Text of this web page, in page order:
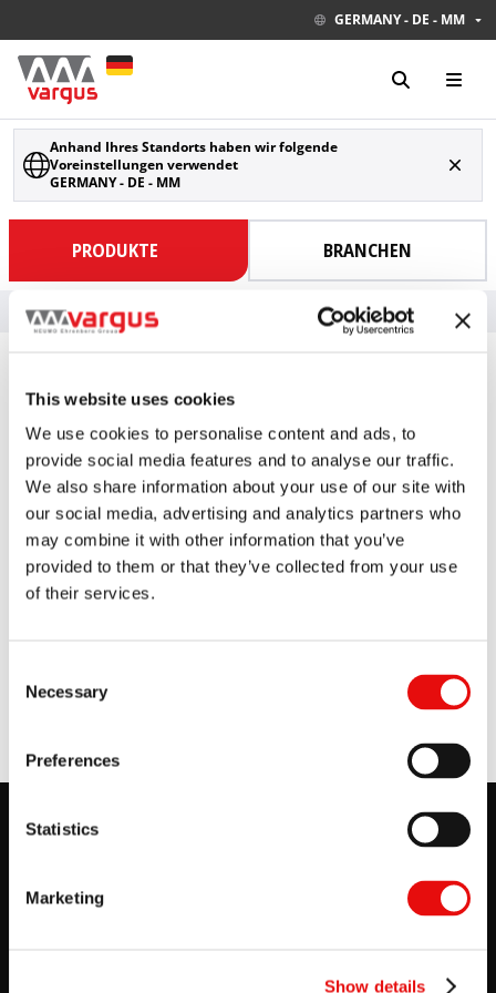
This website uses cookies
We use cookies to personalise content and ads, to
provide social media features and to analyse our traffic.
We also share information about your use of our site with
our social media, advertising and analytics partners who
may combine it with other information that you’ve
provided to them or that they’ve collected from your use
of their services.
Selection
Necessary
Preferences
Statistics
Marketing
Show details
GERMANY - DE - MM
Anhand Ihres Standorts haben wir folgende
Voreinstellungen verwendet
GERMANY - DE - MM
PRODUKTE BRANCHEN
Besuchen Sie unseren neuen E-Katalog ERFAHRE MEHR
Einkaufsbedingungen Vargus Deutschland GmbH Mozartstraße
11 D-75438 Knittlingen
AGB